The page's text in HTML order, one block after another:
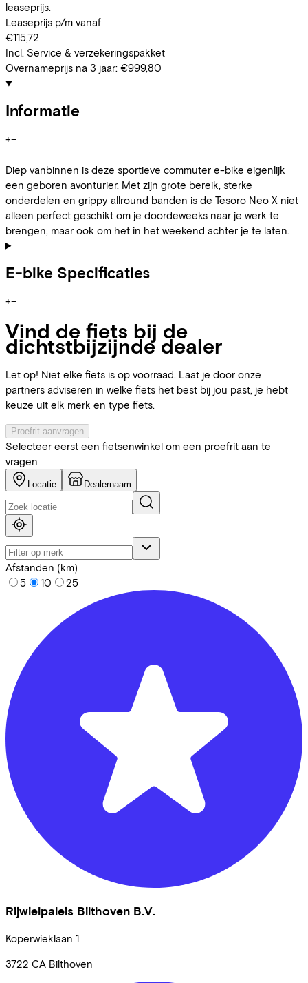
leaseprijs.
Leaseprijs p/m vanaf
€115,72
Incl. Service & verzekeringspakket
Overnameprijs na 3 jaar: €999,80
Informatie
+−
Diep vanbinnen is deze sportieve commuter e-bike eigenlijk
een geboren avonturier. Met zijn grote bereik, sterke
onderdelen en grippy allround banden is de Tesoro Neo X niet
alleen perfect geschikt om je doordeweeks naar je werk te
brengen, maar ook om het in het weekend achter je te laten.
E-bike Specificaties
+−
Vind de fiets bij de
dichtstbijzijnde dealer
Let op! Niet elke fiets is op voorraad. Laat je door onze
partners adviseren in welke fiets het best bij jou past, je hebt
keuze uit elk merk en type fiets.
Proefrit aanvragen
Selecteer eerst een fietsenwinkel om een proefrit aan te
vragen
Locatie Dealernaam
Afstanden (km)
5
10 25
Rijwielpaleis Bilthoven B.V.
Koperwieklaan 1
3722 CA Bilthoven